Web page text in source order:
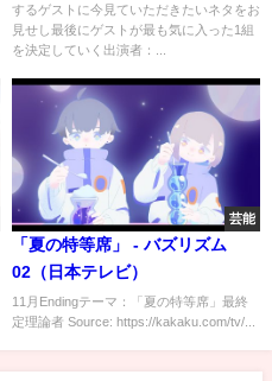
するゲストに今見ていただきたいネタをお
見せし最後にゲストが最も気に入った1組
を決定していく出演者：...
芸能
「夏の特等席」 - バズリズム
02（日本テレビ）
11月Endingテーマ：「夏の特等席」最終
定理論者 Source: https://kakaku.com/tv/...